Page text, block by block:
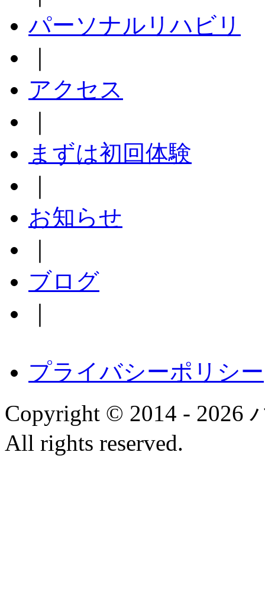
パーソナルリハビリ
アクセス
まずは初回体験
お知らせ
ブログ
プライバシーポリシー
Copyright © 2014 - 2026
All rights reserved.